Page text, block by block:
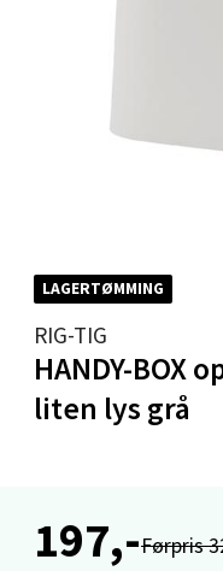
LAGERTØMMING
RIG-TIG
HANDY-BOX
liten lys grå
197,-Førpris
Åpent i dag 10-20
Fridtjof